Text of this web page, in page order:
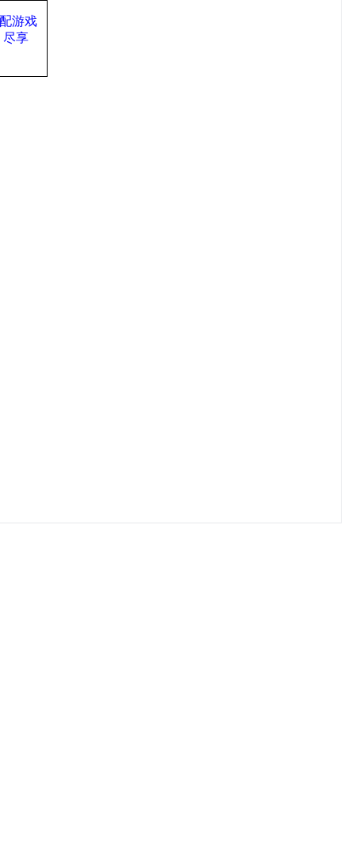
游戏
尽享